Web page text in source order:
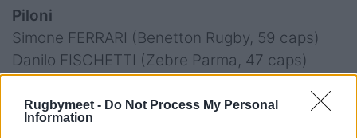
Rugbymeet - Do Not Process My Personal
Information
Piloni
Simone FERRARI (Benetton Rugby, 59 caps)
Danilo FISCHETTI (Zebre Parma, 47 caps)
Luca RIZZOLI (Zebre Parma, esordiente)
Giosuè ZILOCCHI (Benetton Rugby, 22 caps)